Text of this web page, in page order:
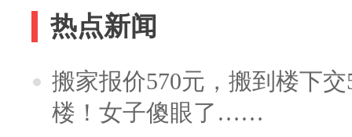
热点新闻
搬家报价570元，搬到楼下
楼！女子傻眼了……